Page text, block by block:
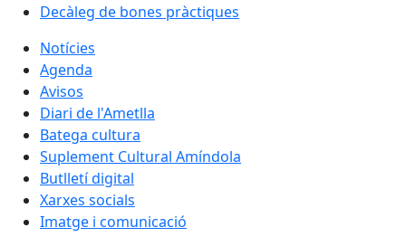
Decàleg de bones pràctiques
Notícies
Agenda
Avisos
Diari de l'Ametlla
Batega cultura
Suplement Cultural Amíndola
Butlletí digital
Xarxes socials
Imatge i comunicació